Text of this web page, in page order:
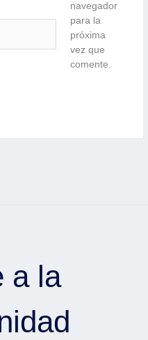
navegador
para la
próxima
vez que
comente.
a la